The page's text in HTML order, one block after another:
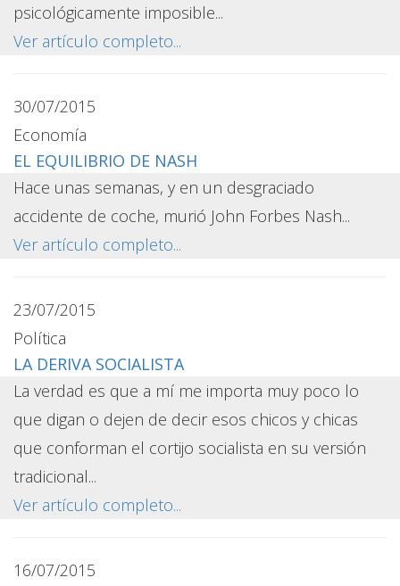
psicológicamente imposible...
Ver artículo completo...
30/07/2015
Economía
EL EQUILIBRIO DE NASH
Hace unas semanas, y en un desgraciado
accidente de coche, murió John Forbes Nash...
Ver artículo completo...
23/07/2015
Política
LA DERIVA SOCIALISTA
La verdad es que a mí me importa muy poco lo
que digan o dejen de decir esos chicos y chicas
que conforman el cortijo socialista en su versión
tradicional...
Ver artículo completo...
16/07/2015